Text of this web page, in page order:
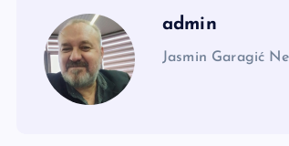
admin
Jasmin Garagić